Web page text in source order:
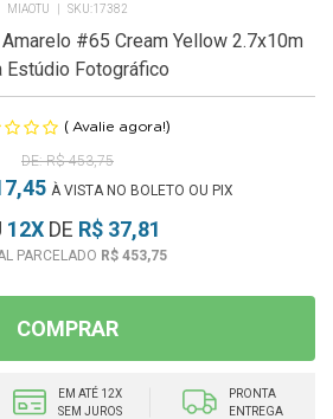
MIAOTU 17382
#65 Cream Yellow 2.7x10m
Estúdio Fotográfico
( Avalie agora!)
R$ 453,75
À VISTA NO BOLETO OU PIX
12XDE R$ 37,81
R$ 453,75
COMPRAR
EM ATÉ 12X
SEM JUROS
PRONTA
ENTREGA